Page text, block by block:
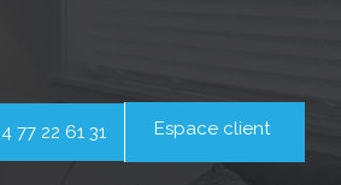
77 22 61 31 Espace client